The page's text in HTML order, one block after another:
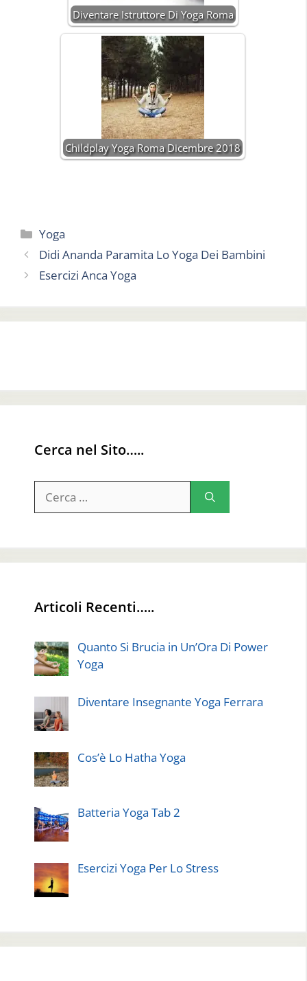
Diventare Istruttore Di Yoga Roma
Childplay Yoga Roma Dicembre 2018
Categorie
Yoga
Didi Ananda Paramita Lo Yoga Dei Bambini
Esercizi Anca Yoga
Cerca nel Sito…..
per:
Articoli Recenti…..
Quanto Si Brucia in Un’Ora Di Power
Yoga
Diventare Insegnante Yoga Ferrara
Cos’è Lo Hatha Yoga
Batteria Yoga Tab 2
Esercizi Yoga Per Lo Stress